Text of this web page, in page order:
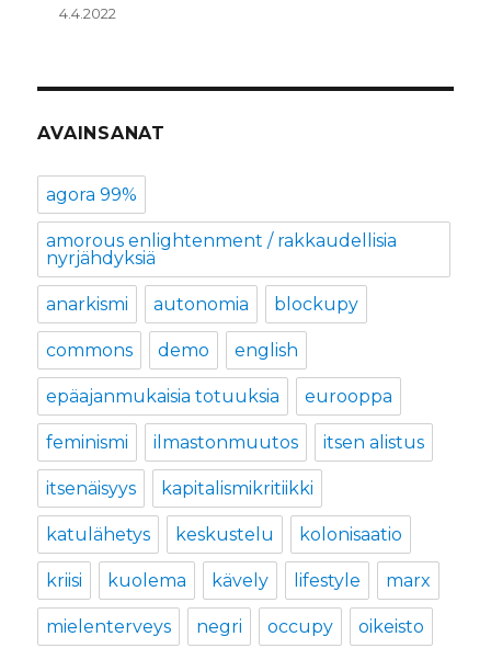
4.4.2022
AVAINSANAT
agora 99%
amorous enlightenment / rakkaudellisia
nyrjähdyksiä
anarkismi autonomia blockupy
commons demo english
epäajanmukaisia totuuksia eurooppa
feminismi ilmastonmuutos itsen alistus
itsenäisyys kapitalismikritiikki
katulähetys keskustelu kolonisaatio
kriisi kuolema kävely lifestyle marx
mielenterveys negri occupy oikeisto